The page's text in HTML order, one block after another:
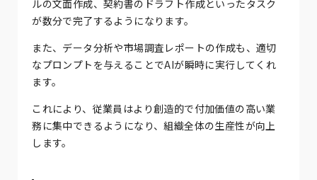
ルの文面作成、契約書のドラフト作成といったタスク
が数分で完了するようになります。
また、データ分析や市場調査レポートの作成も、適切
なプロンプトを与えることでAIが瞬時に実行してくれ
ます。
これにより、従業員はより創造的で付加価値の高い業
務に集中できるようになり、組織全体の生産性が向上
します。